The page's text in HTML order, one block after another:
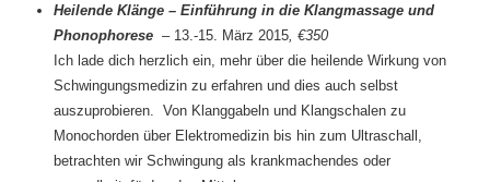
Heilende Klänge – Einführung in die Klangmassage und
Phonophorese– 13.-15. März 2015 , €350
Ich lade dich herzlich ein, mehr über die heilende Wirkung von
Schwingungsmedizin zu erfahren und dies auch selbst
auszuprobieren. Von Klanggabeln und Klangschalen zu
Monochorden über Elektromedizin bis hin zum Ultraschall,
betrachten wir Schwingung als krankmachendes oder